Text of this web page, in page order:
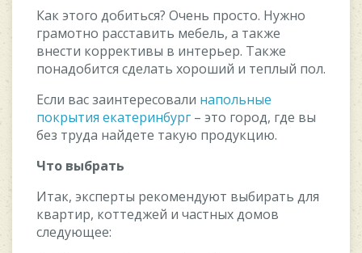
Как этого добиться? Очень просто. Нужно
грамотно расставить мебель, а также
внести коррективы в интерьер. Также
понадобится сделать хороший и теплый пол.
Если вас заинтересовали напольные
покрытия екатеринбург – это город, где вы
без труда найдете такую продукцию.
Что выбрать
Итак, эксперты рекомендуют выбирать для
квартир, коттеджей и частных домов
следующее: